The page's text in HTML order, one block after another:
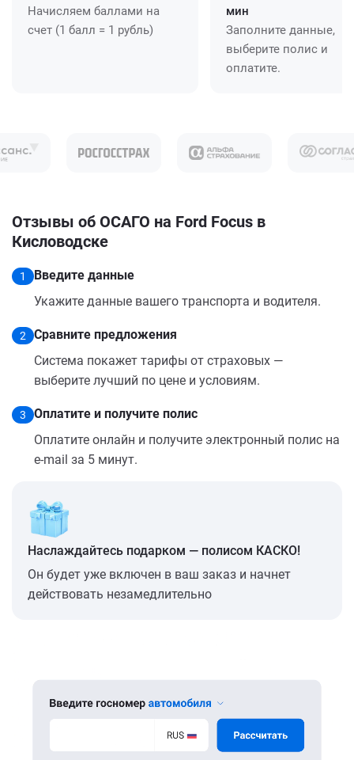
Начисляем баллами на
счет (1 балл = 1 рубль)
мин
Заполните данные,
выберите полис и
оплатите.
Отзывы об ОСАГО на Ford Focus в
Кисловодске
1
Введите данные
Укажите данные вашего транспорта и водителя.
2
Сравните предложения
Система покажет тарифы от страховых —
выберите лучший по цене и условиям.
3
Оплатите и получите полис
Оплатите онлайн и получите электронный полис на
e-mail за 5 минут.
Наслаждайтесь подарком — полисом КАСКО!
Он будет уже включен в ваш заказ и начнет
действовать незамедлительно